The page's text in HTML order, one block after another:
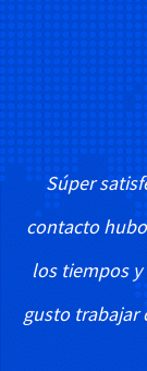
Súper
contacto
los tiempos y
gusto trabajar